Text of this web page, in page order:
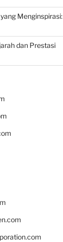
Menginspirasi:
dan Prestasi